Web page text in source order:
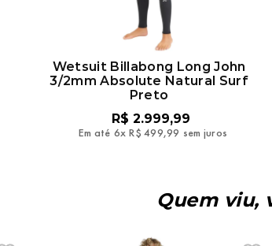
Wetsuit Billabong Long John
3/2mm Absolute Natural Surf
Preto
R$ 2.999,99
Em até 6x R$ 499,99 sem juros
Quem viu,